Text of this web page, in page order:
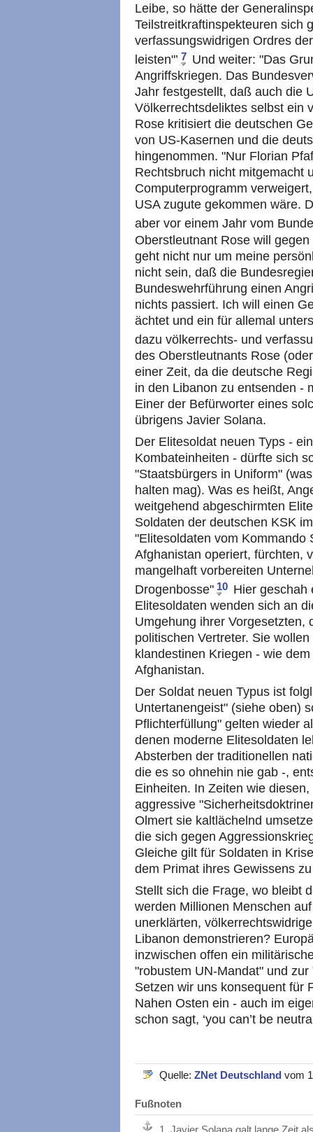
Leibe, so hätte der
Teilstreitkraftinspekteuren sich
verfassungswidrigen Ordres
leisten"’ 7 Und weiter: "Das
Angriffskriegen. Das
Jahr festgestellt, daß auch die
Völkerrechtsdeliktes selbst ein
Rose kritisiert die deutschen
von US-Kasernen und die
hingenommen. "Nur Florian
Rechtsbruch nicht mitgemacht
Computerprogramm
USA zugute gekommen wäre.
aber vor einem Jahr vom
Oberstleutnant Rose will
geht nicht nur um meine
nicht sein, daß die
Bundeswehrführung einen
nichts passiert. Ich will einen
ächtet und ein für allemal
dazu völkerrechts- und
des Oberstleutnants Rose
einer Zeit, da die deutsche
in den Libanon zu entsenden -
Einer der Befürworter eines
übrigens Javier Solana.
Der Elitesoldat neuen Typs -
Kombateinheiten - dürfte sich
"Staatsbürgers in Uniform"
halten mag). Was es heißt,
weitgehend abgeschirmten
Soldaten der deutschen KSK
"Elitesoldaten vom Kommando
Afghanistan operiert, fürchten,
mangelhaft vorbereiten
Drogenbosse" 10 Hier geschah
Elitesoldaten wenden sich an
Umgehung ihrer Vorgesetzten,
politischen Vertreter. Sie
klandestinen Kriegen - wie
Afghanistan.
Der Soldat neuen Typus ist
Untertanengeist" (siehe oben)
Pflichterfüllung" gelten wieder
denen moderne Elitesoldaten
Absterben der traditionellen
die es so ohnehin nie gab -,
Einheiten. In Zeiten wie
aggressive
Olmert sie kaltlächelnd
die sich gegen
Gleiche gilt für Soldaten in
dem Primat ihres Gewissens
Stellt sich die Frage, wo bleibt
werden Millionen Menschen
unerklärten,
Libanon demonstrieren?
inzwischen offen ein
"robustem UN-Mandat" und
Setzen wir uns konsequent für
Nahen Osten ein - auch im
schon sagt, ‘you can’t be
Quelle: ZNet Deutschland vom
Fußnoten